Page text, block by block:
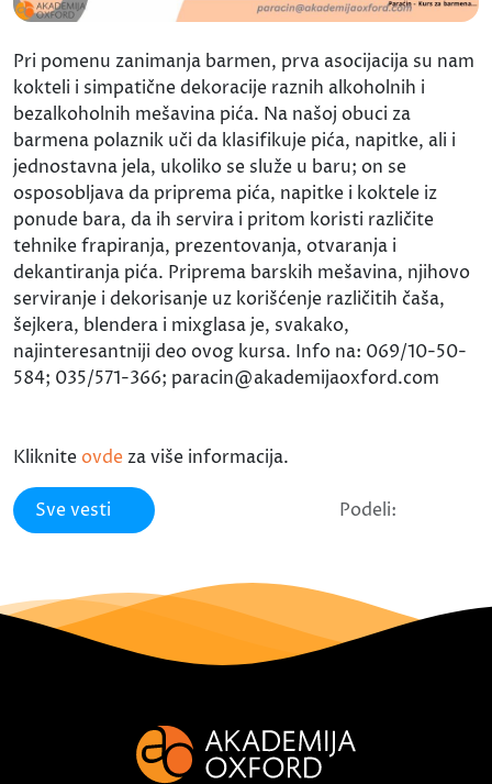
Pri pomenu zanimanja barmen, prva asocijacija su nam
kokteli i simpatične dekoracije raznih alkoholnih i
bezalkoholnih mešavina pića. Na našoj obuci za
barmena polaznik uči da klasifikuje pića, napitke, ali i
jednostavna jela, ukoliko se služe u baru; on se
osposobljava da priprema pića, napitke i koktele iz
ponude bara, da ih servira i pritom koristi različite
tehnike frapiranja, prezentovanja, otvaranja i
dekantiranja pića. Priprema barskih mešavina, njihovo
serviranje i dekorisanje uz korišćenje različitih čaša,
šejkera, blendera i mixglasa je, svakako,
najinteresantniji deo ovog kursa. Info na: 069/10-50-
584; 035/571-366; paracin@akademijaoxford.com
Kliknite ovde za više informacija.
Sve vesti Podeli: